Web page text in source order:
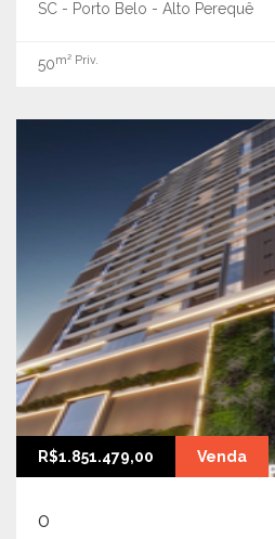
SC - Porto Belo - Alto Perequê
50m² Priv.
R$1.851.479,00 Venda
0